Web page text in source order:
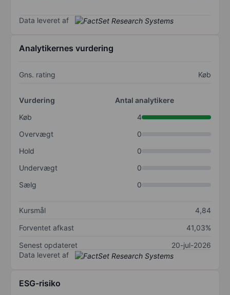
Data leveret af
Analytikernes vurdering
Gns. rating Køb
Vurdering
Antal analytikere
Køb
4
Overvægt
0
Hold
0
Undervægt
0
Sælg
0
Kursmål
4,84
Forventet afkast
41,03%
Senest opdateret
20-jul-2026
Data leveret af
ESG-risiko